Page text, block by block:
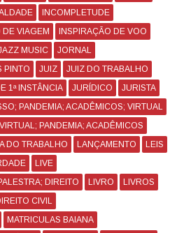
INCOMPLETUDE
DE VIAGEM
INSPIRAÇÃO DE VOO
MUSIC
JORNAL
PINTO
JUIZ
JUIZ DO TRABALHO
1ª INSTÂNCIA
JURÍDICO
JURISTA
PANDEMIA; ACADÊMICOS; VIRTUAL
PANDEMIA; ACADÊMICOS
DO TRABALHO LANÇAMENTO
LEIS
LIVE
DIREITO
LIVRO
LIVROS
CIVIL
MATRICULAS BAIANA